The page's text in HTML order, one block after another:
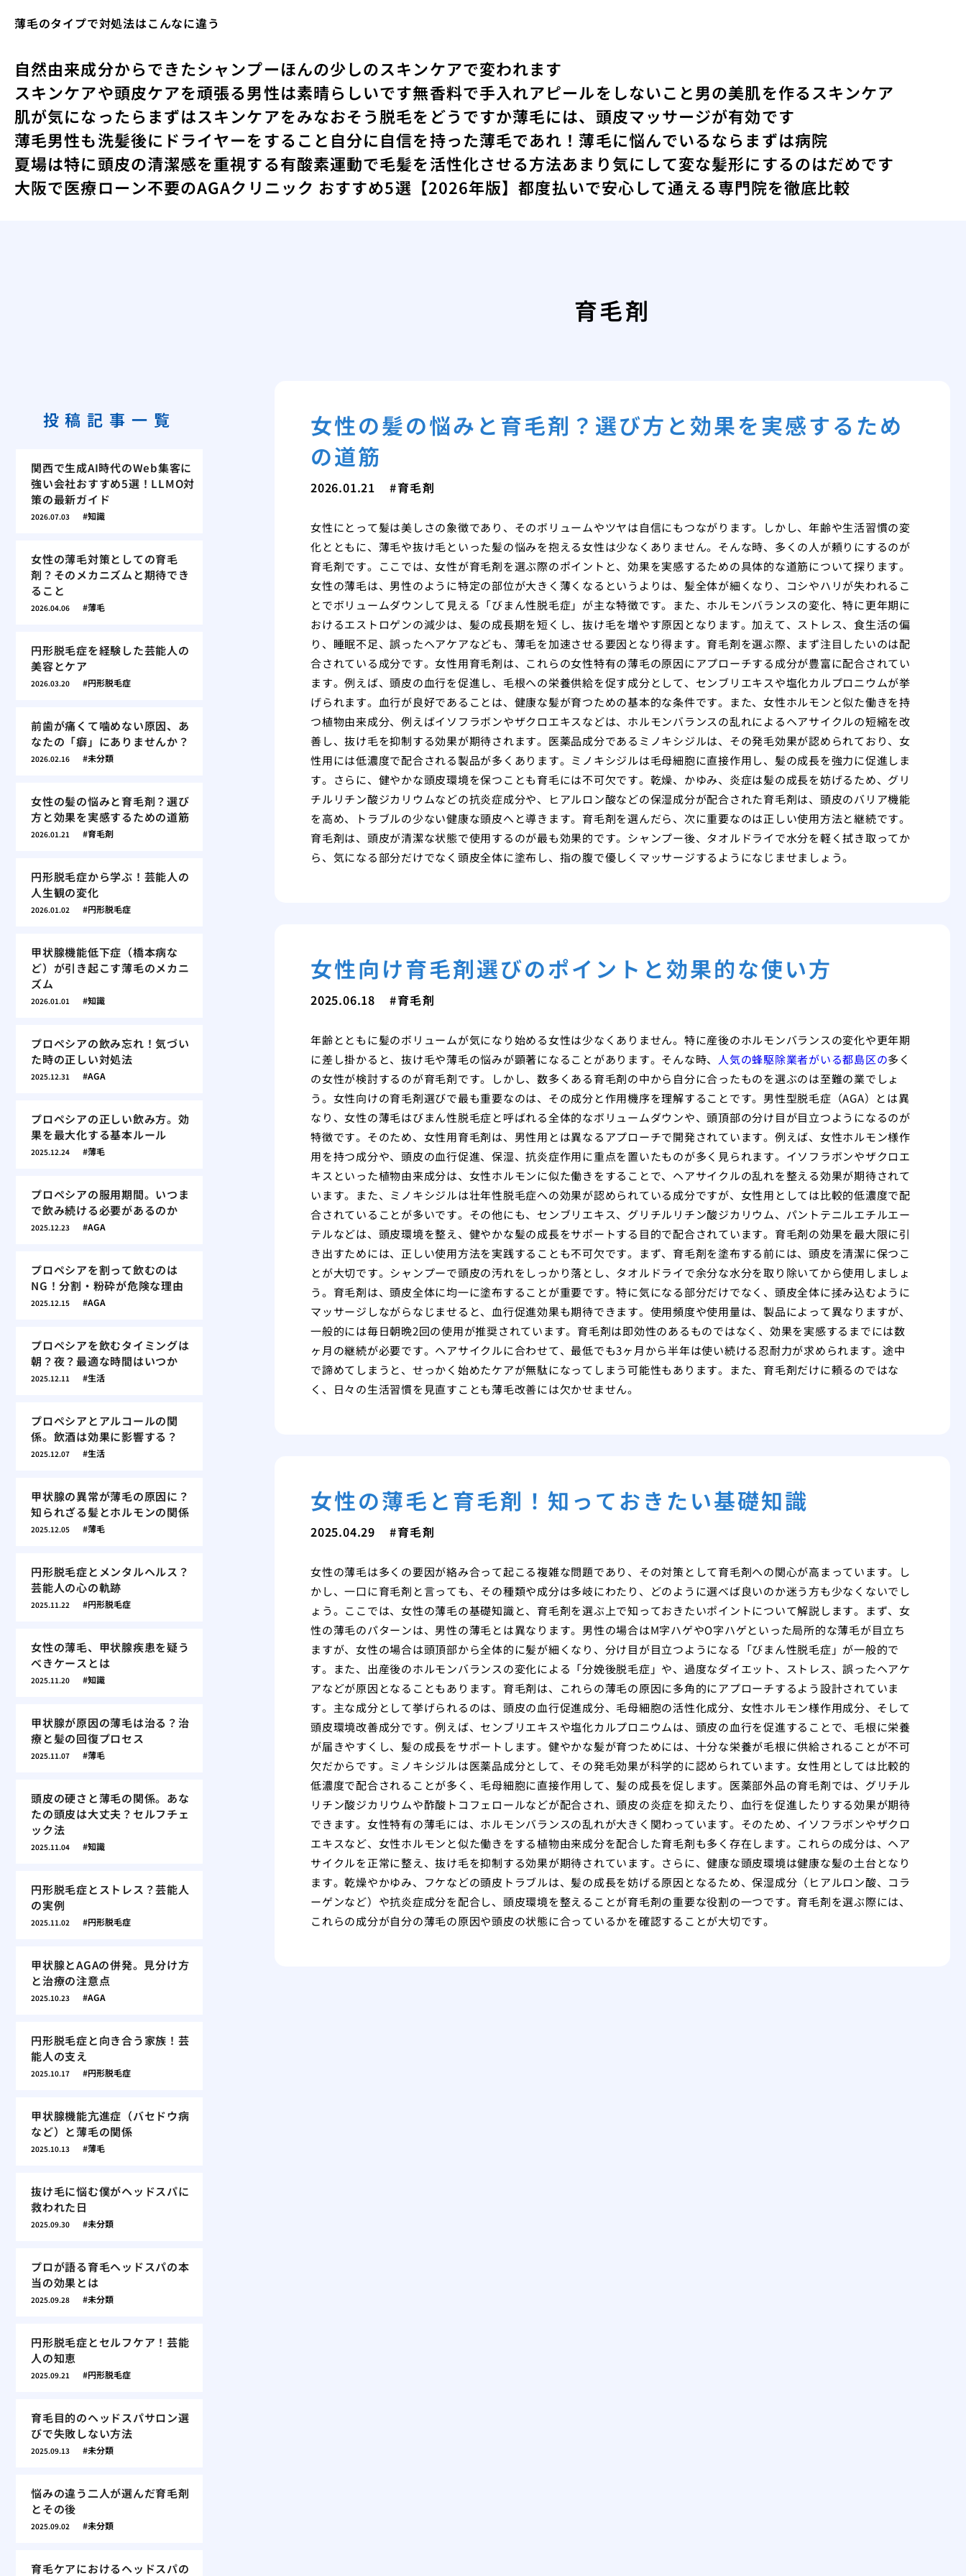
薄毛のタイプで対処法はこんなに違う
自然由来成分からできたシャンプーほんの少しのスキンケアで変われます
スキンケアや頭皮ケアを頑張る男性は素晴らしいです無香料で手入れアピールをしないこと男の美肌を作るスキンケア
肌が気になったらまずはスキンケアをみなおそう脱毛をどうですか薄毛には、頭皮マッサージが有効です
薄毛男性も洗髪後にドライヤーをすること 自分に自信を持った薄毛であれ！ 薄毛に悩んでいるならまずは病院
夏場は特に頭皮の清潔感を重視する有酸素運動で毛髪を活性化させる方法あまり気にして変な髪形にするのはだめです
大阪で医療ローン不要のAGAクリニック おすすめ5選【2026年版】都度払いで安心して通える専門院を徹底比較
育毛剤
女性の髪の悩みと育毛剤？選び方と効果を実感するため
の道筋
2026.01.21 育毛剤
女性にとって髪は美しさの象徴であり、そのボリュームやツヤは自信にもつながります。しかし、年齢や生活習慣の変
化とともに、薄毛や抜け毛といった髪の悩みを抱える女性は少なくありません。そんな時、多くの人が頼りにするのが
育毛剤です。ここでは、女性が育毛剤を選ぶ際のポイントと、効果を実感するための具体的な道筋について探ります。
女性の薄毛は、男性のように特定の部位が大きく薄くなるというよりは、髪全体が細くなり、コシやハリが失われるこ
とでボリュームダウンして見える「びまん性脱毛症」が主な特徴です。また、ホルモンバランスの変化、特に更年期に
おけるエストロゲンの減少は、髪の成長期を短くし、抜け毛を増やす原因となります。加えて、ストレス、食生活の偏
り、睡眠不足、誤ったヘアケアなども、薄毛を加速させる要因となり得ます。育毛剤を選ぶ際、まず注目したいのは配
合されている成分です。女性用育毛剤は、これらの女性特有の薄毛の原因にアプローチする成分が豊富に配合されてい
ます。例えば、頭皮の血行を促進し、毛根への栄養供給を促す成分として、センブリエキスや塩化カルプロニウムが挙
げられます。血行が良好であることは、健康な髪が育つための基本的な条件です。また、女性ホルモンと似た働きを持
つ植物由来成分、例えばイソフラボンやザクロエキスなどは、ホルモンバランスの乱れによるヘアサイクルの短縮を改
善し、抜け毛を抑制する効果が期待されます。医薬品成分であるミノキシジルは、その発毛効果が認められており、女
性用には低濃度で配合される製品が多くあります。ミノキシジルは毛母細胞に直接作用し、髪の成長を強力に促進しま
す。さらに、健やかな頭皮環境を保つことも育毛には不可欠です。乾燥、かゆみ、炎症は髪の成長を妨げるため、グリ
チルリチン酸ジカリウムなどの抗炎症成分や、ヒアルロン酸などの保湿成分が配合された育毛剤は、頭皮のバリア機能
を高め、トラブルの少ない健康な頭皮へと導きます。育毛剤を選んだら、次に重要なのは正しい使用方法と継続です。
育毛剤は、頭皮が清潔な状態で使用するのが最も効果的です。シャンプー後、タオルドライで水分を軽く拭き取ってか
ら、気になる部分だけでなく頭皮全体に塗布し、指の腹で優しくマッサージするようになじませましょう。
女性向け育毛剤選びのポイントと効果的な使い方
2025.06.18 育毛剤
年齢とともに髪のボリュームが気になり始める女性は少なくありません。特に産後のホルモンバランスの変化や更年期
に差し掛かると、抜け毛や薄毛の悩みが顕著になることがあります。そんな時、 人気の蜂駆除業者がいる都島区の多く
の女性が検討するのが育毛剤です。しかし、数多くある育毛剤の中から自分に合ったものを選ぶのは至難の業でしょ
う。女性向けの育毛剤選びで最も重要なのは、その成分と作用機序を理解することです。男性型脱毛症（AGA）とは異
なり、女性の薄毛はびまん性脱毛症と呼ばれる全体的なボリュームダウンや、頭頂部の分け目が目立つようになるのが
特徴です。そのため、女性用育毛剤は、男性用とは異なるアプローチで開発されています。例えば、女性ホルモン様作
用を持つ成分や、頭皮の血行促進、保湿、抗炎症作用に重点を置いたものが多く見られます。イソフラボンやザクロエ
キスといった植物由来成分は、女性ホルモンに似た働きをすることで、ヘアサイクルの乱れを整える効果が期待されて
います。また、ミノキシジルは壮年性脱毛症への効果が認められている成分ですが、女性用としては比較的低濃度で配
合されていることが多いです。その他にも、センブリエキス、グリチルリチン酸ジカリウム、パントテニルエチルエー
テルなどは、頭皮環境を整え、健やかな髪の成長をサポートする目的で配合されています。育毛剤の効果を最大限に引
き出すためには、正しい使用方法を実践することも不可欠です。まず、育毛剤を塗布する前には、頭皮を清潔に保つこ
とが大切です。シャンプーで頭皮の汚れをしっかり落とし、タオルドライで余分な水分を取り除いてから使用しましょ
う。育毛剤は、頭皮全体に均一に塗布することが重要です。特に気になる部分だけでなく、頭皮全体に揉み込むように
マッサージしながらなじませると、血行促進効果も期待できます。使用頻度や使用量は、製品によって異なりますが、
一般的には毎日朝晩2回の使用が推奨されています。育毛剤は即効性のあるものではなく、効果を実感するまでには数
ヶ月の継続が必要です。ヘアサイクルに合わせて、最低でも3ヶ月から半年は使い続ける忍耐力が求められます。途中
で諦めてしまうと、せっかく始めたケアが無駄になってしまう可能性もあります。また、育毛剤だけに頼るのではな
く、日々の生活習慣を見直すことも薄毛改善には欠かせません。
女性の薄毛と育毛剤！知っておきたい基礎知識
2025.04.29 育毛剤
女性の薄毛は多くの要因が絡み合って起こる複雑な問題であり、その対策として育毛剤への関心が高まっています。し
かし、一口に育毛剤と言っても、その種類や成分は多岐にわたり、どのように選べば良いのか迷う方も少なくないでし
ょう。ここでは、女性の薄毛の基礎知識と、育毛剤を選ぶ上で知っておきたいポイントについて解説します。まず、女
性の薄毛のパターンは、男性の薄毛とは異なります。男性の場合はM字ハゲやO字ハゲといった局所的な薄毛が目立ち
ますが、女性の場合は頭頂部から全体的に髪が細くなり、分け目が目立つようになる「びまん性脱毛症」が一般的で
す。また、出産後のホルモンバランスの変化による「分娩後脱毛症」や、過度なダイエット、ストレス、誤ったヘアケ
アなどが原因となることもあります。育毛剤は、これらの薄毛の原因に多角的にアプローチするよう設計されていま
す。主な成分として挙げられるのは、頭皮の血行促進成分、毛母細胞の活性化成分、女性ホルモン様作用成分、そして
頭皮環境改善成分です。例えば、センブリエキスや塩化カルプロニウムは、頭皮の血行を促進することで、毛根に栄養
が届きやすくし、髪の成長をサポートします。健やかな髪が育つためには、十分な栄養が毛根に供給されることが不可
欠だからです。ミノキシジルは医薬品成分として、その発毛効果が科学的に認められています。女性用としては比較的
低濃度で配合されることが多く、毛母細胞に直接作用して、髪の成長を促します。医薬部外品の育毛剤では、グリチル
リチン酸ジカリウムや酢酸トコフェロールなどが配合され、頭皮の炎症を抑えたり、血行を促進したりする効果が期待
できます。女性特有の薄毛には、ホルモンバランスの乱れが大きく関わっています。そのため、イソフラボンやザクロ
エキスなど、女性ホルモンと似た働きをする植物由来成分を配合した育毛剤も多く存在します。これらの成分は、ヘア
サイクルを正常に整え、抜け毛を抑制する効果が期待されています。さらに、健康な頭皮環境は健康な髪の土台となり
ます。乾燥やかゆみ、フケなどの頭皮トラブルは、髪の成長を妨げる原因となるため、保湿成分（ヒアルロン酸、コラ
ーゲンなど）や抗炎症成分を配合し、頭皮環境を整えることが育毛剤の重要な役割の一つです。育毛剤を選ぶ際には、
これらの成分が自分の薄毛の原因や頭皮の状態に合っているかを確認することが大切です。
投稿記事一覧
関西で生成AI時代のWeb集客に
強い会社おすすめ5選！LLMO対
策の最新ガイド
2026.07.03 知識
女性の薄毛対策としての育毛
剤？そのメカニズムと期待でき
ること
2026.04.06 薄毛
円形脱毛症を経験した芸能人の
美容とケア
2026.03.20 円形脱毛症
前歯が痛くて噛めない原因、あ
なたの「癖」にありませんか？
2026.02.16 未分類
女性の髪の悩みと育毛剤？選び
方と効果を実感するための道筋
2026.01.21 育毛剤
円形脱毛症から学ぶ！芸能人の
人生観の変化
2026.01.02 円形脱毛症
甲状腺機能低下症（橋本病な
ど）が引き起こす薄毛のメカニ
ズム
2026.01.01 知識
プロペシアの飲み忘れ！気づい
た時の正しい対処法
2025.12.31 AGA
プロペシアの正しい飲み方。効
果を最大化する基本ルール
2025.12.24 薄毛
プロペシアの服用期間。いつま
で飲み続ける必要があるのか
2025.12.23 AGA
プロペシアを割って飲むのは
NG！分割・粉砕が危険な理由
2025.12.15 AGA
プロペシアを飲むタイミングは
朝？夜？最適な時間はいつか
2025.12.11 生活
プロペシアとアルコールの関
係。飲酒は効果に影響する？
2025.12.07 生活
甲状腺の異常が薄毛の原因に？
知られざる髪とホルモンの関係
2025.12.05 薄毛
円形脱毛症とメンタルヘルス？
芸能人の心の軌跡
2025.11.22 円形脱毛症
女性の薄毛、甲状腺疾患を疑う
べきケースとは
2025.11.20 知識
甲状腺が原因の薄毛は治る？治
療と髪の回復プロセス
2025.11.07 薄毛
頭皮の硬さと薄毛の関係。あな
たの頭皮は大丈夫？セルフチェ
ック法
2025.11.04 知識
円形脱毛症とストレス？芸能人
の実例
2025.11.02 円形脱毛症
甲状腺とAGAの併発。見分け方
と治療の注意点
2025.10.23 AGA
円形脱毛症と向き合う家族！芸
能人の支え
2025.10.17 円形脱毛症
甲状腺機能亢進症（バセドウ病
など）と薄毛の関係
2025.10.13 薄毛
抜け毛に悩む僕がヘッドスパに
救われた日
2025.09.30 未分類
プロが語る育毛ヘッドスパの本
当の効果とは
2025.09.28 未分類
円形脱毛症とセルフケア！芸能
人の知恵
2025.09.21 円形脱毛症
育毛目的のヘッドスパサロン選
びで失敗しない方法
2025.09.13 未分類
悩みの違う二人が選んだ育毛剤
とその後
2025.09.02 未分類
育毛ケアにおけるヘッドスパの